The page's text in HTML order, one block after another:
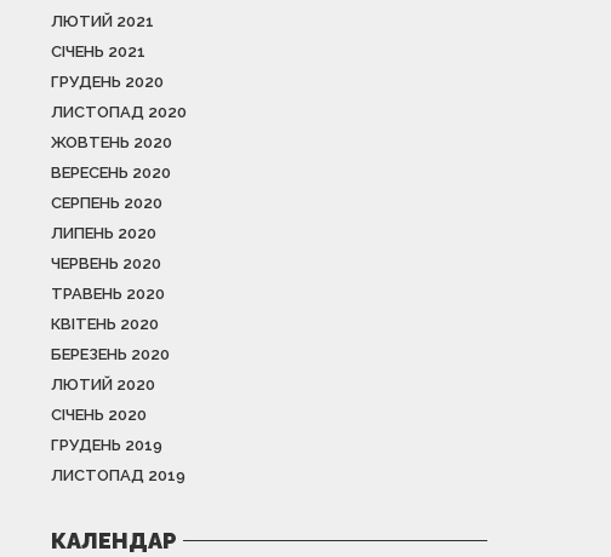
ЛЮТИЙ 2021
СІЧЕНЬ 2021
ГРУДЕНЬ 2020
ЛИСТОПАД 2020
ЖОВТЕНЬ 2020
ВЕРЕСЕНЬ 2020
СЕРПЕНЬ 2020
ЛИПЕНЬ 2020
ЧЕРВЕНЬ 2020
ТРАВЕНЬ 2020
КВІТЕНЬ 2020
БЕРЕЗЕНЬ 2020
ЛЮТИЙ 2020
СІЧЕНЬ 2020
ГРУДЕНЬ 2019
ЛИСТОПАД 2019
КАЛЕНДАР